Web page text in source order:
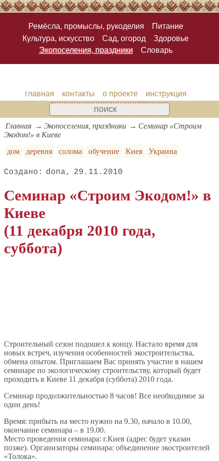
Ремёсла, промыслы, рукоделия
Питание
Культура, искусство
Сад, огород
Здоровье
Экопоселения, праздники
Словарь
главная контакты о проекте инструкция
Главная Экопоселения, праздники
Семинар «Строим
Экодом!» в Киеве
дом
деревня солома обучение Киев Украина
dona 29.11.2010
Семинар «Строим Экодом!» в
Киеве
(11 декабря 2010 года,
суббота)
Строительный сезон подошел к концу. Настало время для
новых встреч, изучения особенностей экостроительства,
обмена опытом. Приглашаем Вас принять участие в нашем
семинаре по экологическому строительству, который будет
проходить в Киеве 11 декабря (суббота) 2010 года.
Семинар продолжительностью 8 часов! Все необходимое за
один день!
Время: прибыть на место нужно на 9.30, начало в 10.00,
окончание семинара – в 19.00.
Место проведения семинара: г.Киев (адрес будет указан
позже). Организаторы семинара: объединение экостроителей
«Толока».